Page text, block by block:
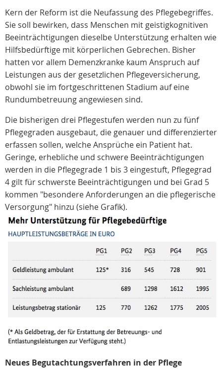
Kern der Reform ist die Neufassung des Pflegebegriffes.
Sie soll bewirken, dass Menschen mit geistigkognitiven
Beeinträchtigungen dieselbe Unterstützung erhalten wie
Hilfsbedürftige mit körperlichen Gebrechen. Bisher
hatten vor allem Demenzkranke kaum Anspruch auf
Leistungen aus der gesetzlichen Pflegeversicherung,
obwohl sie im fortgeschrittenen Stadium auf eine
Rundumbetreuung angewiesen sind.
Die bisherigen drei Pflegestufen werden nun zu fünf
Pflegegraden ausgebaut, die genauer und differenzierter
erfassen sollen, welche Ansprüche ein Patient hat.
Geringe, erhebliche und schwere Beeinträchtigungen
werden in die Pflegegrade 1 bis 3 eingestuft, Pflegegrad
4 gilt für schwerste Beeinträchtigungen und bei Grad 5
kommen "besondere Anforderungen an die pflegerische
Versorgung" hinzu (siehe Grafik).
Neues Begutachtungsverfahren in der Pflege